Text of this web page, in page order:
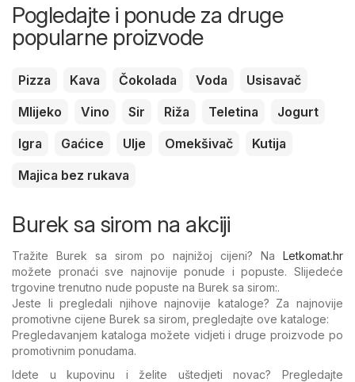
Pogledajte i ponude za druge
popularne proizvode
Pizza Kava Čokolada Voda
Usisavač
Mlijeko
Vino Sir Riža Teletina
Jogurt
Igra
Gaćice Ulje Omekšivač
Kutija
Majica bez rukava
Burek sa sirom na akciji
Tražite Burek sa sirom po najnižoj cijeni? Na Letkomat.hr
možete pronaći sve najnovije ponude i popuste. Slijedeće
trgovine trenutno nude popuste na Burek sa sirom:.
Jeste li pregledali njihove najnovije kataloge? Za najnovije
promotivne cijene Burek sa sirom, pregledajte ove kataloge:
Pregledavanjem kataloga možete vidjeti i druge proizvode po
promotivnim ponudama.
Idete u kupovinu i želite uštedjeti novac? Pregledajte